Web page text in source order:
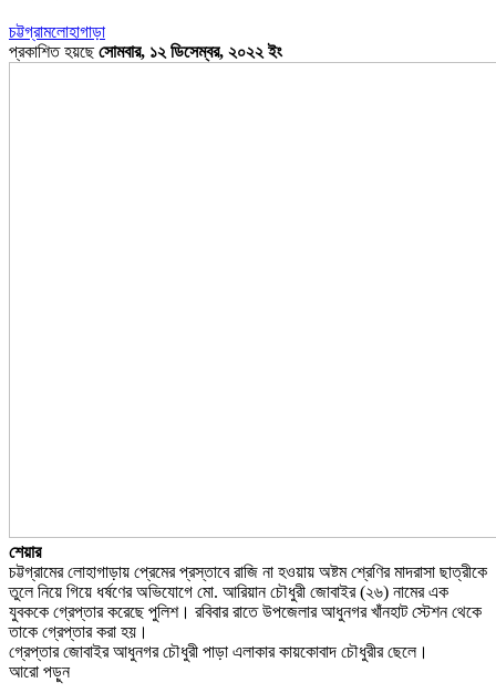
চট্টগ্রামলোহাগাড়া
প্রকাশিত হয়ছেসোমবার, ১২ ডিসেম্বর, ২০২২ ইং
শেয়ার
চট্টগ্রামের লোহাগাড়ায় প্রেমের প্রস্তাবে রাজি না হওয়ায় অষ্টম শ্রেণির মাদরাসা ছাত্রীকে
তুলে নিয়ে গিয়ে ধর্ষণের অভিযোগে মো. আরিয়ান চৌধুরী জোবাইর (২৬) নামের এক
যুবককে গ্রেপ্তার করেছে পুলিশ। রবিবার রাতে উপজেলার আধুনগর খাঁনহাট স্টেশন থেকে
তাকে গ্রেপ্তার করা হয়।
গ্রেপ্তার জোবাইর আধুনগর চৌধুরী পাড়া এলাকার কায়কোবাদ চৌধুরীর ছেলে।
আরো পড়ুন